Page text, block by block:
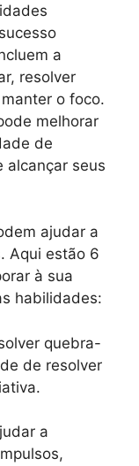
a
resolver
o foco.
melhorar
de
alcançar seus
ajudar a
Aqui estão 6
à sua
habilidades:
quebra-
de resolver
a